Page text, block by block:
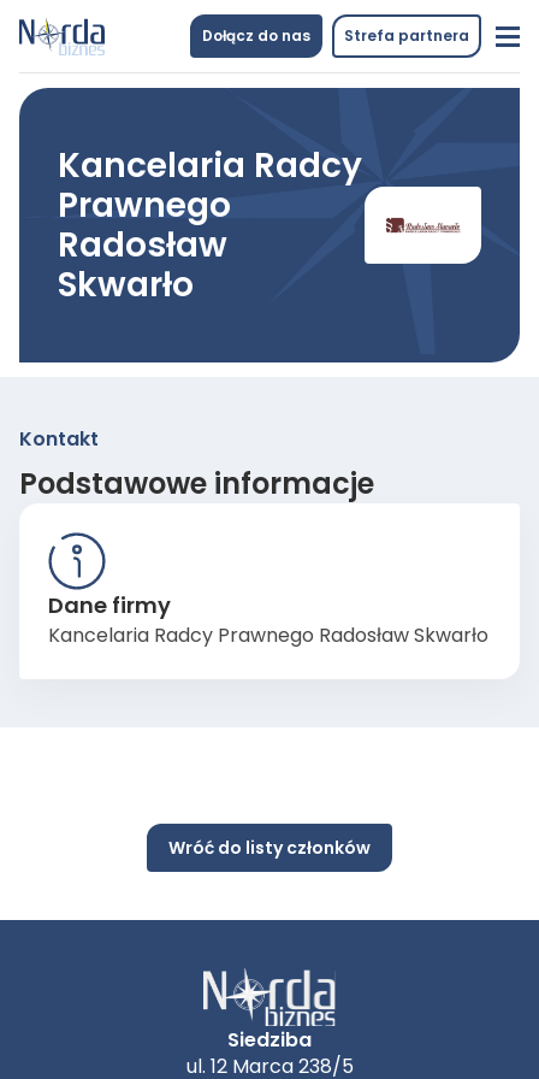
Dołącz do nas Strefa partnera
Kancelaria Radcy
Prawnego
Radosław
Skwarło
Kontakt
Podstawowe informacje
Dane firmy
Kancelaria Radcy Prawnego Radosław Skwarło
Wróć do listy członków
Siedziba
ul. 12 Marca 238/5